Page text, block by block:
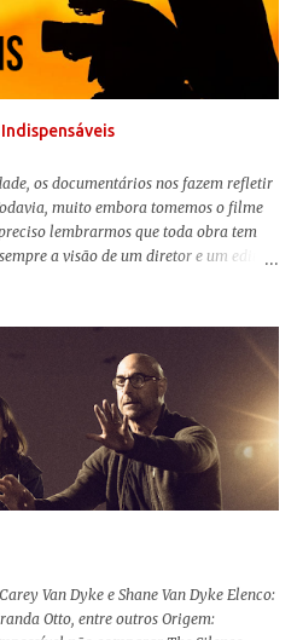
a animação original em termos
quando o pai das crianças, Holt
de circo, volta da guerra e se depara
os documentários nos fazem refletir
muito embora tomemos o filme
lembrarmos que toda obra tem
a visão de um diretor e um editor
quem assina e qual a função social
de grandes documentaristas, muitos
na variedade de estilos e
selecionei 5 produções tupiniquins do
▼ Cabra Marcado para Morrer
devido ao golpe militar, Eduardo
abandonar as filmagens do
líder camponês Joã...
Van Dyke e Shane Van Dyke Elenco:
Otto, entre outros Origem: